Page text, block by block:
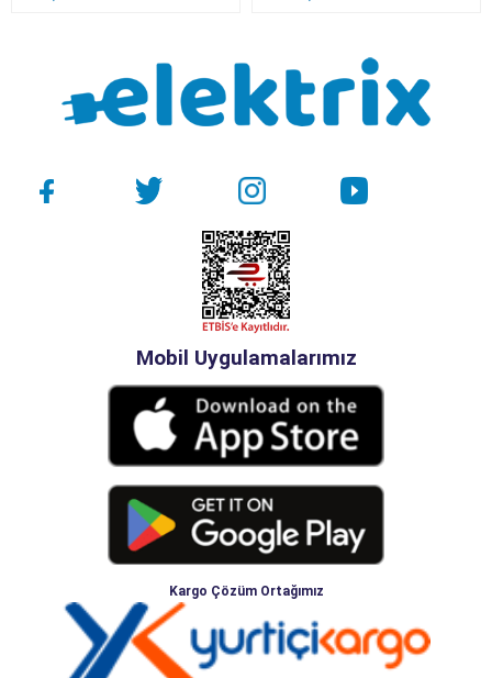
Mobil Uygulamalarımız
Kargo Çözüm Ortağımız